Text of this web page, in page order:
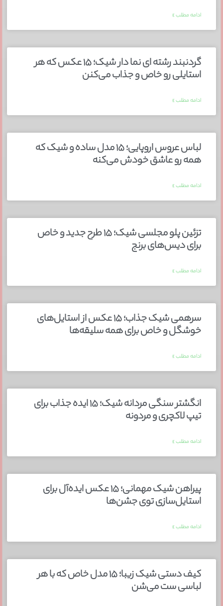
ادامه مطلب »
گردنبند رشته ای نما دار شیک؛ ۱۵ عکس که هر
استایلی رو خاص و جذاب می‌کنن
ادامه مطلب »
لباس عروس اروپایی؛ ۱۵ مدل ساده و شیک که
همه رو عاشق خودش می‌کنه
ادامه مطلب »
تزئین پلو مجلسی شیک؛ ۱۵ طرح جدید و خاص
برای دیس‌های برنج
ادامه مطلب »
سرهمی شیک جذاب؛ ۱۵ عکس از استایل‌های
خوشگل و خاص برای همه سلیقه‌ها
ادامه مطلب »
انگشتر سنگی مردانه شیک؛ ۱۵ ایده جذاب برای
تیپ لاکچری و مردونه
ادامه مطلب »
پیراهن شیک مهمانی؛ ۱۵ عکس ایده‌آل برای
استایل‌سازی توی جشن‌ها
ادامه مطلب »
کیف دستی شیک زیبا؛ ۱۵ مدل خاص که با هر
لباسی ست می‌شن